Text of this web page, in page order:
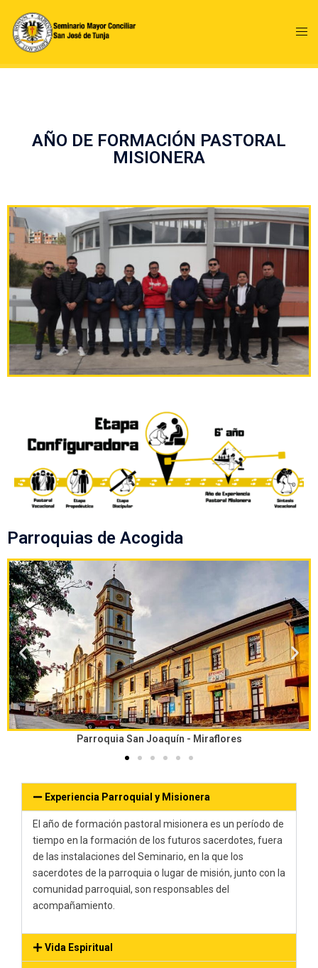
AÑO DE FORMACIÓN PASTORAL
MISIONERA
Parroquias de Acogida
Parroquia San Joaquín - Miraflores
Experiencia Parroquial y Misionera
El año de formación pastoral misionera es un período de
tiempo en la formación de los futuros sacerdotes, fuera
de l as instalaciones del Seminario, en la que los
sacerdotes de la parroquia o lugar de misión, junto con la
comunidad parroquial , son responsables del
acompañamiento.
Vida Espiritual